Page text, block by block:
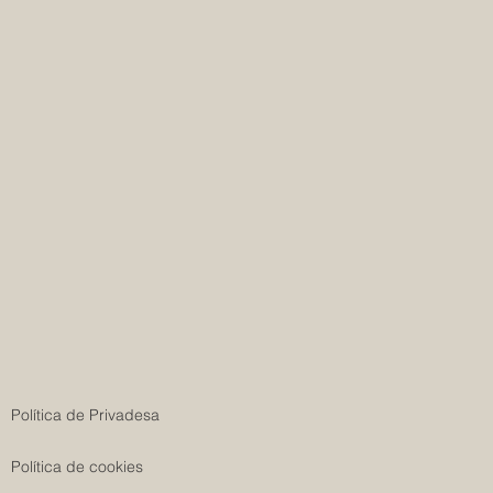
Política de Privadesa
Política de cookies